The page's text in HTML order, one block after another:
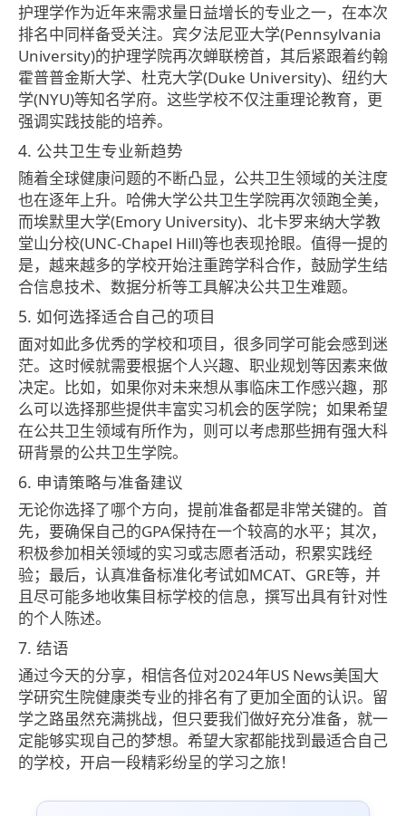
护理学作为近年来需求量日益增长的专业之一，在本次
排名中同样备受关注。宾夕法尼亚大学(Pennsylvania
University)的护理学院再次蝉联榜首，其后紧跟着约翰
霍普普金斯大学、杜克大学(Duke University)、纽约大
学(NYU)等知名学府。这些学校不仅注重理论教育，更
强调实践技能的培养。
4. 公共卫生专业新趋势
随着全球健康问题的不断凸显，公共卫生领域的关注度
也在逐年上升。哈佛大学公共卫生学院再次领跑全美，
而埃默里大学(Emory University)、北卡罗来纳大学教
堂山分校(UNC-Chapel Hill)等也表现抢眼。值得一提的
是，越来越多的学校开始注重跨学科合作，鼓励学生结
合信息技术、数据分析等工具解决公共卫生难题。
5. 如何选择适合自己的项目
面对如此多优秀的学校和项目，很多同学可能会感到迷
茫。这时候就需要根据个人兴趣、职业规划等因素来做
决定。比如，如果你对未来想从事临床工作感兴趣，那
么可以选择那些提供丰富实习机会的医学院；如果希望
在公共卫生领域有所作为，则可以考虑那些拥有强大科
研背景的公共卫生学院。
6. 申请策略与准备建议
无论你选择了哪个方向，提前准备都是非常关键的。首
先，要确保自己的GPA保持在一个较高的水平；其次，
积极参加相关领域的实习或志愿者活动，积累实践经
验；最后，认真准备标准化考试如MCAT、GRE等，并
且尽可能多地收集目标学校的信息，撰写出具有针对性
的个人陈述。
7. 结语
通过今天的分享，相信各位对2024年US News美国大
学研究生院健康类专业的排名有了更加全面的认识。留
学之路虽然充满挑战，但只要我们做好充分准备，就一
定能够实现自己的梦想。希望大家都能找到最适合自己
的学校，开启一段精彩纷呈的学习之旅！